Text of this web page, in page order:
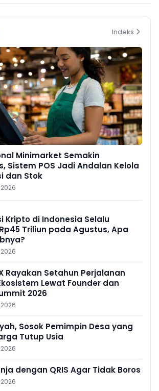
Indeks
Minimarket Semakin
Sistem POS Jadi Andalan Kelola
dan Stok
Kripto di Indonesia Selalu
Triliun pada Agustus, Apa
Rayakan Setahun Perjalanan
Lewat Founder dan
2026
Sosok Pemimpin Desa yang
Tutup Usia
dengan QRIS Agar Tidak Boros